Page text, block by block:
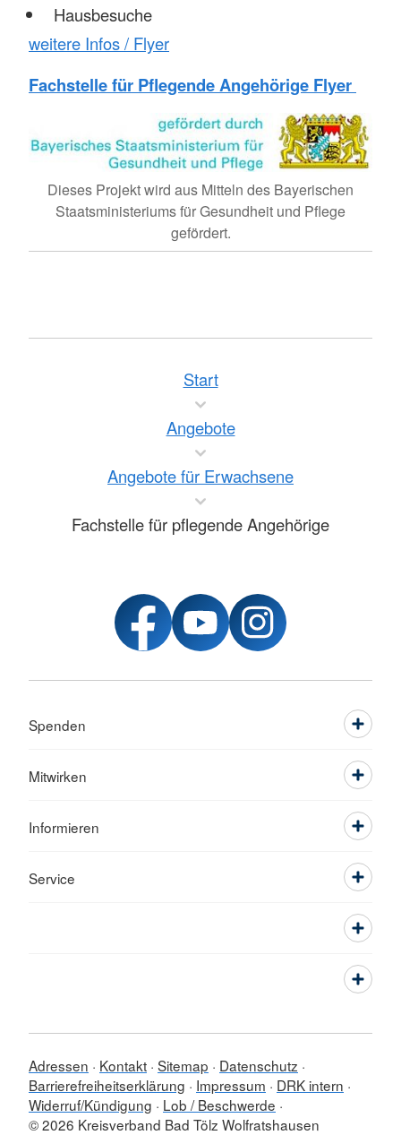
Hausbesuche
weitere Infos / Flyer
Fachstelle für Pflegende Angehörige Flyer
Dieses Projekt wird aus Mitteln des Bayerischen
Staatsministeriums für Gesundheit und Pflege
gefördert.
Start
Angebote
Angebote für Erwachsene
Fachstelle für pflegende Angehörige
Spenden
Mitwirken
Informieren
Service
Adressen Kontakt Sitemap
Datenschutz
Barrierefreiheitserklärung
Impressum
DRK intern
Widerruf/Kündigung
Lob / Beschwerde
© 2026 Kreisverband Bad Tölz Wolfratshausen